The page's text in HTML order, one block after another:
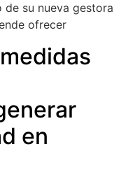
su nueva gestora
ofrecer
en